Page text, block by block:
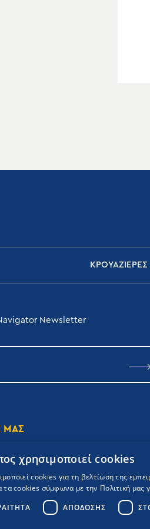
ΚΡΟΥΑΖΙΕΡΕΣ
Newsletter
ΜΑΣ
© ΜΗ.Τ.Ε 0206Ε60000476600
χρησιμοποιεί cookies
cookies για τη βελτίωση της
τα cookies σύμφωνα με την Πολιτική μας
ΑΠΌΔΟΣΗΣ